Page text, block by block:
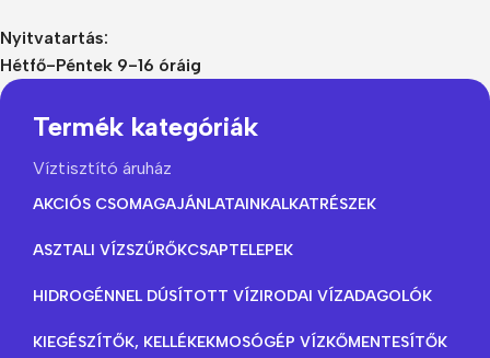
Nyitvatartás:
Hétfő-Péntek 9-16 óráig
Termék kategóriák
Víztisztító áruház
AKCIÓS CSOMAGAJÁNLATAINKALKATRÉSZEK
ASZTALI VÍZSZŰRŐKCSAPTELEPEK
HIDROGÉNNEL DÚSÍTOTT VÍZIRODAI VÍZADAGOLÓK
KIEGÉSZÍTŐK, KELLÉKEKMOSÓGÉP VÍZKŐMENTESÍTŐK